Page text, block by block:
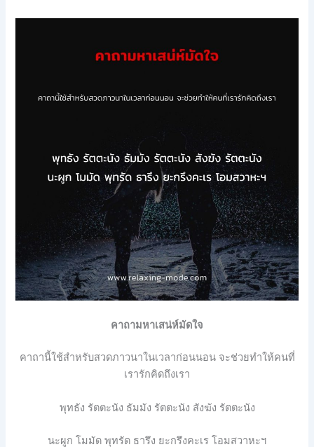
คาถามหาเสน่ห์มัดใจ
คาถานี้ใช้สำหรับสวดภาวนาในเวลาก่อนนอน จะช่วยทำให้คนที่
เรารักคิดถึงเรา
พุทธัง รัตตะนัง ธัมมัง รัตตะนัง สังฆัง รัตตะนัง
นะผูก โมมัด พุทรัด ธารึง ยะกรึงคะเร โอมสวาหะฯ